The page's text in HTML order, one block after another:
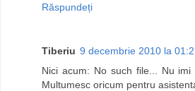
Răspundeți
Tiberiu 9 decembrie 2010 la
Nici acum: No such file... Nu imi
Multumesc oricum pentru